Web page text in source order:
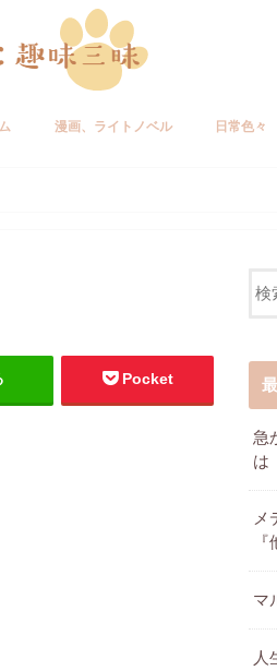
漫画、ライトノベル 日常色々
Pocket
急
は
メ
マ
人